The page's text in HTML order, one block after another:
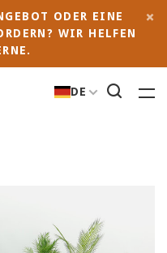
ODER EINE
WIR HELFEN
DE